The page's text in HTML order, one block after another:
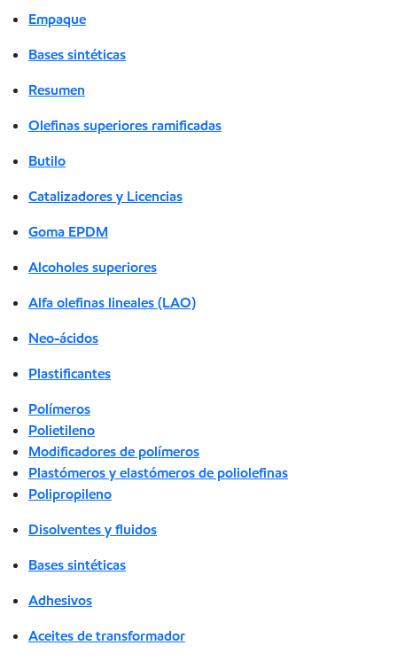
Empaque
Bases sintéticas
Resumen
Olefinas superiores ramificadas
Butilo
Catalizadores y Licencias
Goma EPDM
Alcoholes superiores
Alfa olefinas lineales (LAO)
Neo-ácidos
Plastificantes
Polímeros
Polietileno
Modificadores de polímeros
Plastómeros y elastómeros de poliolefinas
Polipropileno
Disolventes y fluidos
Bases sintéticas
Adhesivos
Aceites de transformador